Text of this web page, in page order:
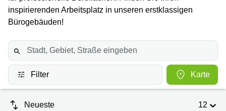
Coworking
Büros
Besprechungsräume
Coworking
Zug
Basel
Coworking
Luzern
Coworking
Bahnhofplatz
1 Zürich
10 Zürich
Bahnhofstrasse
100 Zürich
Europaallee
Sprache wählen
French
inspirierenden Arbeitsplatz in unseren erstklassigen
Bürogebäuden!
Filter Karte
Neueste
12